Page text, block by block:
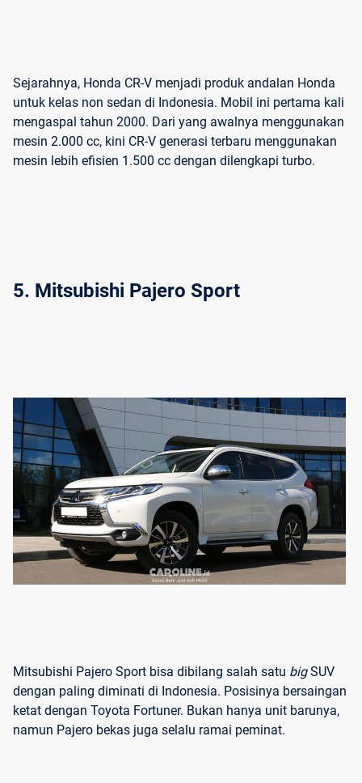
Sejarahnya, Honda CR-V menjadi produk andalan Honda
untuk kelas non sedan di Indonesia. Mobil ini pertama kali
mengaspal tahun 2000. Dari yang awalnya menggunakan
mesin 2.000 cc, kini CR-V generasi terbaru menggunakan
mesin lebih efisien 1.500 cc dengan dilengkapi turbo.
5. Mitsubishi Pajero Sport
Mitsubishi Pajero Sport bisa dibilang salah satu bigSUV
dengan paling diminati di Indonesia. Posisinya bersaingan
ketat dengan Toyota Fortuner. Bukan hanya unit barunya,
namun Pajero bekas juga selalu ramai peminat.